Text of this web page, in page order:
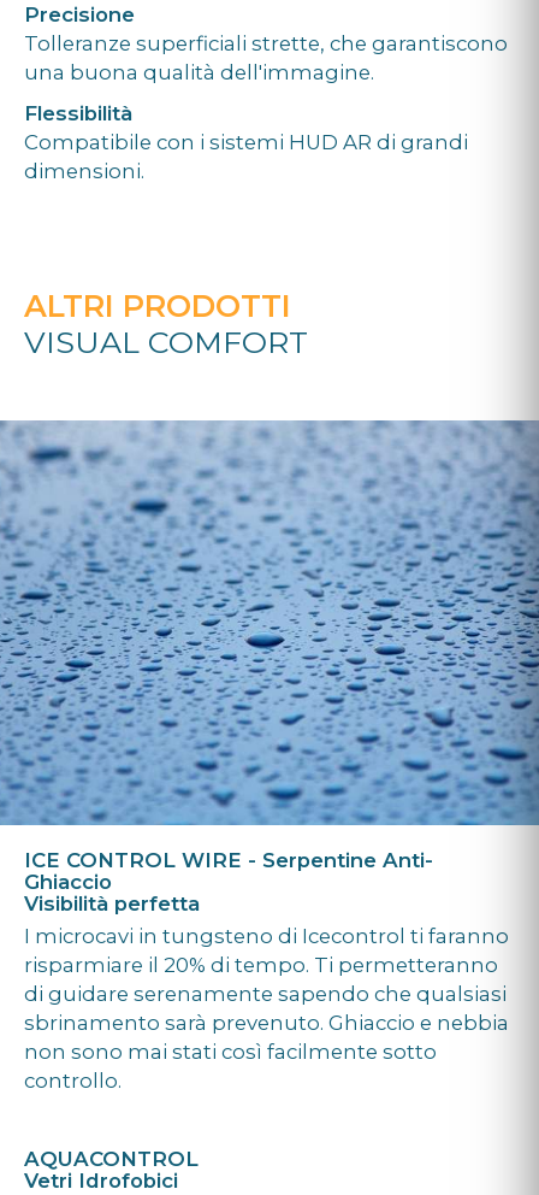
Precisione
Tolleranze superficiali strette, che garantiscono
una buona qualità dell'immagine.
Flessibilità
Compatibile con i sistemi HUD AR di grandi
dimensioni.
ALTRI PRODOTTI
VISUAL COMFORT
ICE CONTROL WIRE - Serpentine Anti-
Ghiaccio
Visibilità perfetta
I microcavi in tungsteno di Icecontrol ti faranno
risparmiare il 20% di tempo. Ti permetteranno
di guidare serenamente sapendo che qualsiasi
sbrinamento sarà prevenuto. Ghiaccio e nebbia
non sono mai stati così facilmente sotto
controllo.
AQUACONTROL
Vetri Idrofobici